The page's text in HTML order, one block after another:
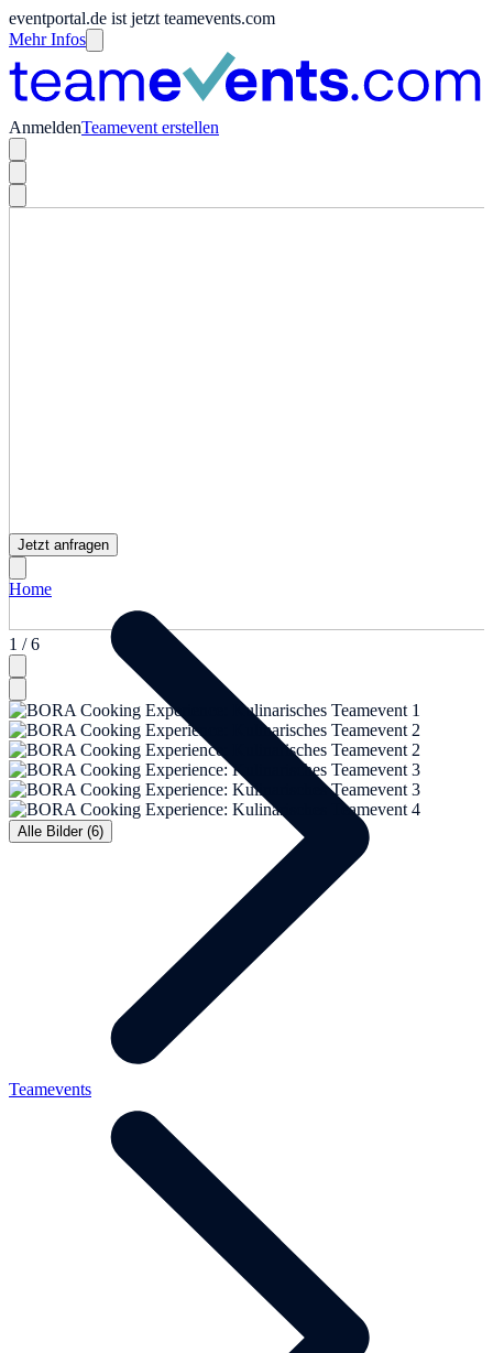
eventportal.de ist jetzt teamevents.com
Mehr Infos
AnmeldenTeamevent erstellen
1 / 6
Alle Bilder (6)
Jetzt anfragen
Home
Teamevents